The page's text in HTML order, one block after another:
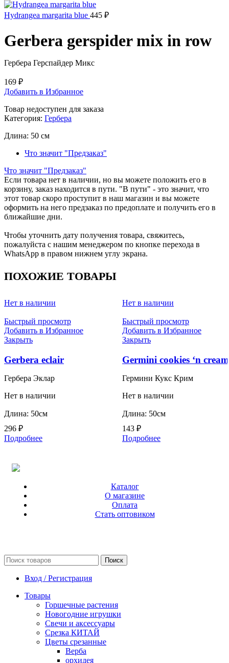
Hydrangea margarita blue 445 ₽
Gerbera gerspider mix in row
Гербера Герспайдер Микс
169 ₽
Добавить в Избранное
Товар недоступен для заказа
Категория: Гербера
Длина: 50 см
Что значит "Предзаказ"
Что значит "Предзаказ"
Если товара нет в наличии, но вы можете положить его в
корзину, заказ находится в пути. "В пути" - это значит, что
этот товар скоро проступит в наш магазин и вы можете
оформить на него предзаказ по предоплате и получить его в
ближайшие дни.
Чтобы уточнить дату получения товара, свяжитесь,
пожалуйста с нашим менеджером по кнопке перехода в
WhatsApp в правом нижнем углу экрана.
ПОХОЖИЕ ТОВАРЫ
Нет в наличии
Быстрый просмотр
Добавить в Избранное
Закрыть
Gerbera eclair
Гербера Эклар
Нет в наличии
Длина: 50см
296 ₽
Подробнее
Нет в наличии
Быстрый просмотр
Добавить в Избранное
Закрыть
Germini cookies ‘n cream
Гермини Кукс Крим
Нет в наличии
Длина: 50см
143 ₽
Подробнее
Каталог
О магазине
Оплата
Стать оптовиком
Поиск
Вход / Регистрация
Товары
Горшечные растения
Новогодние игрушки
Свечи и аксессуары
Срезка КИТАЙ
Цветы срезанные
Верба
орхидея